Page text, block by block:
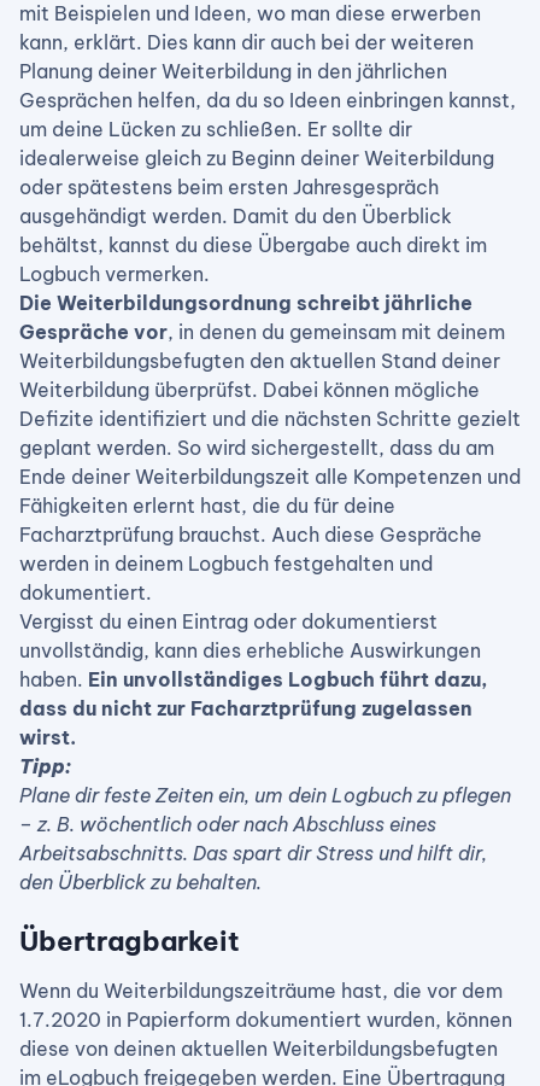
mit Beispielen und Ideen, wo man diese erwerben
kann, erklärt. Dies kann dir auch bei der weiteren
Planung deiner Weiterbildung in den jährlichen
Gesprächen helfen, da du so Ideen einbringen kannst,
um deine Lücken zu schließen. Er sollte dir
idealerweise gleich zu Beginn deiner Weiterbildung
oder spätestens beim ersten Jahresgespräch
ausgehändigt werden. Damit du den Überblick
behältst, kannst du diese Übergabe auch direkt im
Logbuch vermerken.
Die Weiterbildungsordnung schreibt jährliche
Gespräche vor, in denen du gemeinsam mit deinem
Weiterbildungsbefugten den aktuellen Stand deiner
Weiterbildung überprüfst. Dabei können mögliche
Defizite identifiziert und die nächsten Schritte gezielt
geplant werden. So wird sichergestellt, dass du am
Ende deiner Weiterbildungszeit alle Kompetenzen und
Fähigkeiten erlernt hast, die du für deine
Facharztprüfung brauchst. Auch diese Gespräche
werden in deinem Logbuch festgehalten und
dokumentiert.
Vergisst du einen Eintrag oder dokumentierst
unvollständig, kann dies erhebliche Auswirkungen
haben. Ein unvollständiges Logbuch führt dazu,
dass du nicht zur Facharztprüfung zugelassen
wirst.
Tipp:
Plane dir feste Zeiten ein, um dein Logbuch zu pflegen
– z. B. wöchentlich oder nach Abschluss eines
Arbeitsabschnitts. Das spart dir Stress und hilft dir,
den Überblick zu behalten.
Übertragbarkeit
Wenn du Weiterbildungszeiträume hast, die vor dem
1.7.2020 in Papierform dokumentiert wurden, können
diese von deinen aktuellen Weiterbildungsbefugten
im eLogbuch freigegeben werden. Eine Übertragung